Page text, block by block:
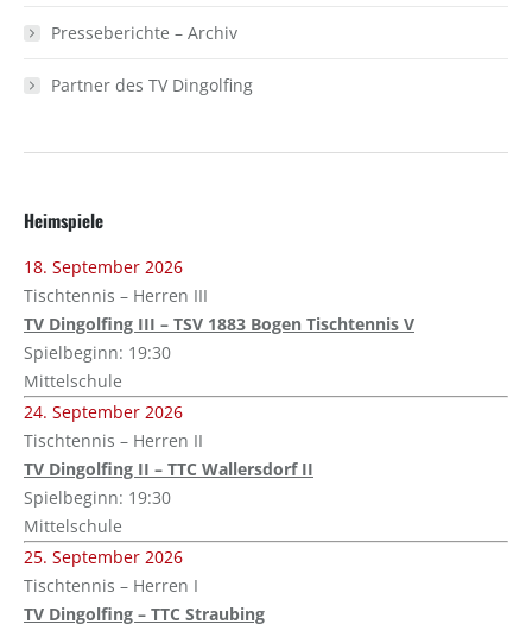
Presseberichte – Archiv
Partner des TV Dingolfing
Heimspiele
18. September 2026
Tischtennis – Herren III
TV Dingolfing III – TSV 1883 Bogen Tischtennis V
Spielbeginn: 19:30
Mittelschule
24. September 2026
Tischtennis – Herren II
TV Dingolfing II – TTC Wallersdorf II
Spielbeginn: 19:30
Mittelschule
25. September 2026
Tischtennis – Herren I
TV Dingolfing – TTC Straubing